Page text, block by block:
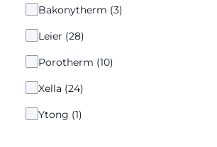
Bakonytherm (3)
Leier (28)
Porotherm (10)
Xella (24)
Ytong (1)